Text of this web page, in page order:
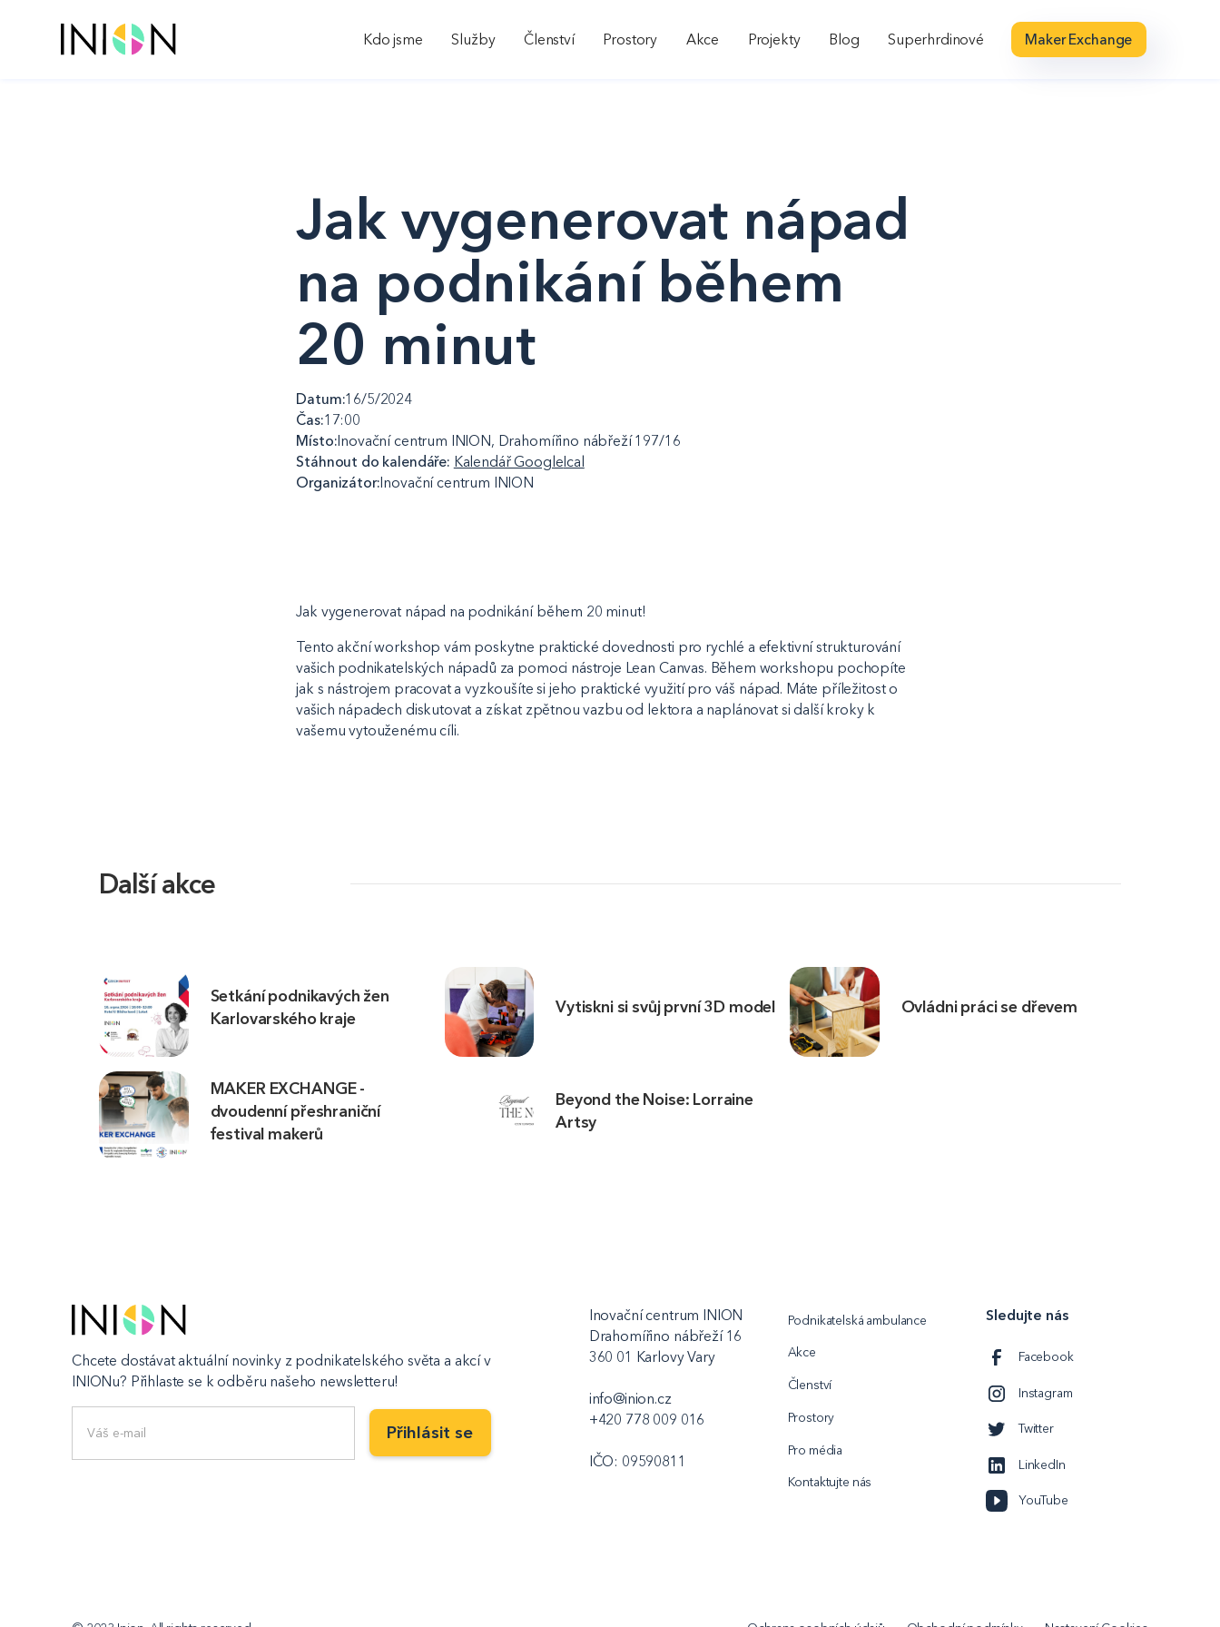
Kdo jsme Služby Členství Prostory Akce Projekty Blog Superhrdinové Maker Exchange
Jak vygenerovat nápad
na podnikání během
20 minut
Datum:16/5/2024
Čas:17:00
Místo: Inovační centrum INION, Drahomířino nábřeží 197/16
Stáhnout do kalendáře: Kalendář Google Ical
Organizátor: Inovační centrum INION
Jak vygenerovat nápad na podnikání během 20 minut!
Tento akční workshop vám poskytne praktické dovednosti pro rychlé a efektivní strukturování
vašich podnikatelských nápadů za pomoci nástroje Lean Canvas. Během workshopu pochopíte
jak s nástrojem pracovat a vyzkoušíte si jeho praktické využití pro váš nápad. Máte příležitost o
vašich nápadech diskutovat a získat zpětnou vazbu od lektora a naplánovat si další kroky k
vašemu vytouženému cíli.
Další akce
Setkání podnikavých žen
Karlovarského kraje
Vytiskni si svůj první 3D model Ovládni práci se dřevem
MAKER EXCHANGE -
dvoudenní přeshraniční
festival makerů
Beyond the Noise: Lorraine
Artsy
Chcete dostávat aktuální novinky z podnikatelského světa a akcí v
INIONu? Přihlaste se k odběru našeho newsletteru!
Inovační centrum INION
Drahomířino nábřeží 16
360 01 Karlovy Vary
info@inion.cz
+420 778 009 016
IČO: 09590811
Podnikatelská ambulance
Akce
Členství
Prostory
Pro média
Kontaktujte nás
Sledujte nás
Facebook
Instagram
Twitter
LinkedIn
YouTube